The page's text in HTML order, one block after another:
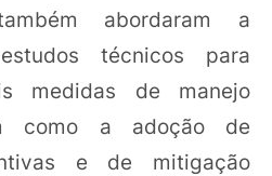
abordaram a
técnicos para
medidas de manejo
como a adoção de
e de mitigação